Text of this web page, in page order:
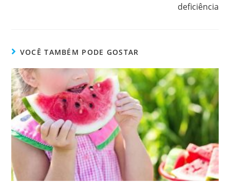
deficiência
VOCÊ TAMBÉM PODE GOSTAR